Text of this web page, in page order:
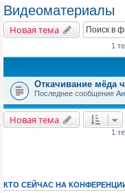
Видеоматериалы
Новая тема
1
Откачивание мёда
Последнее сообщение
Новая тема
1
КТО СЕЙЧАС НА